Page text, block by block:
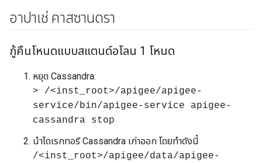
อาปาเช่ คาสซานดรา
กู้คืนโหนดแบบสแตนด์อโลน 1 โหนด
หยุด Cassandra:
> /<inst_root>/apigee/apigee-
service/bin/apigee-service apigee-
cassandra stop
นำไดเรกทอรี Cassandra เก่าออก โดยทำดังนี้
/<inst_root>/apigee/data/apigee-